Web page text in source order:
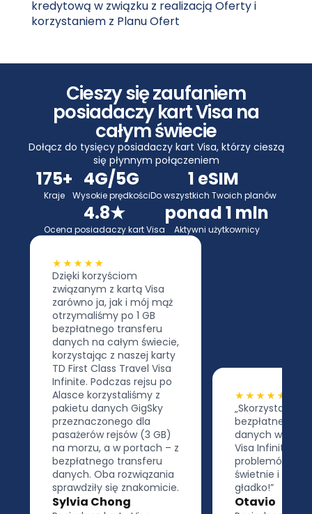
kredytową w związku z realizacją Oferty i
korzystaniem z Planu Ofert
Cieszy się zaufaniem
posiadaczy kart Visa na
całym świecie
Dołącz do tysięcy posiadaczy kart Visa, którzy cieszą
się płynnym połączeniem
175+
Kraje
4G/5G
Wysokie prędkości
1 eSIM
Do wszystkich Twoich planów
4.8★
Ocena posiadaczy kart Visa
ponad 1 mln
Aktywni użytkownicy
Dzięki korzyściom
związanym z kartą Visa
zarówno ja, jak i mój mąż
otrzymaliśmy po 1 GB
bezpłatnego transferu
danych na całym świecie,
korzystając z naszej karty
TD First Class Travel Visa
Infinite. Podczas rejsu po
Alasce korzystaliśmy z
pakietu danych GigSky
przeznaczonego dla
pasażerów rejsów (3 GB)
na morzu, a w portach – z
bezpłatnego transferu
danych. Oba rozwiązania
sprawdziły się znakomicie.
Sylvia Chong
„Skorzystaliśmy z
bezpłatnego pakietu
danych w ramach
Visa Infinite! Żadnych
problemów! Działało
świetnie i wszystko
gładko!”
Otavio